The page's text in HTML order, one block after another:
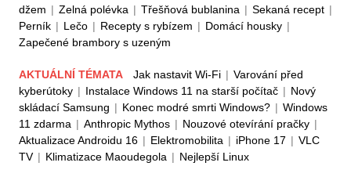
džem | Zelná polévka | Třešňová bublanina | Sekaná recept |
Perník | Lečo | Recepty s rybízem | Domácí housky |
Zapečené brambory s uzeným
AKTUÁLNÍ TÉMATA Jak nastavit Wi-Fi | Varování před
kyberútoky | Instalace Windows 11 na starší počítač | Nový
skládací Samsung | Konec modré smrti Windows? | Windows
11 zdarma | Anthropic Mythos | Nouzové otevírání pračky |
Aktualizace Androidu 16 | Elektromobilita | iPhone 17 | VLC
TV | Klimatizace Maoudegola | Nejlepší Linux